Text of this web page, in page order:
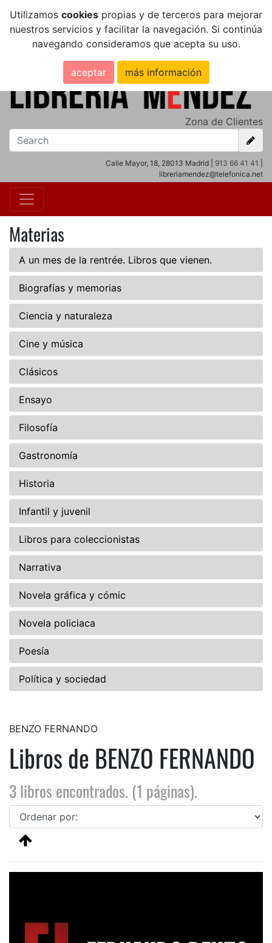
Utilizamos cookies propias y de terceros para mejorar
nuestros servicios y facilitar la navegación. Si continúa
navegando consideramos que acepta su uso.
aceptar más información
Zona de Clientes
Calle Mayor, 18, 28013 Madrid | 913 66 41 41
libreriamendez@telefonica.net
Materias
A un mes de la rentrée. Libros que vienen.
Biografías y memorias
Ciencia y naturaleza
Cine y música
Clásicos
Ensayo
Filosofía
Gastronomía
Historia
Infantil y juvenil
Libros para coleccionistas
Narrativa
Novela gráfica y cómic
Novela policiaca
Poesía
Política y sociedad
BENZO FERNANDO
Libros de BENZO FERNANDO
3 libros encontrados. (1 páginas).